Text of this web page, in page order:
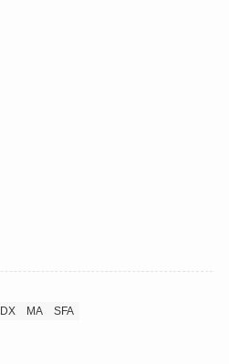
DX MA SFA